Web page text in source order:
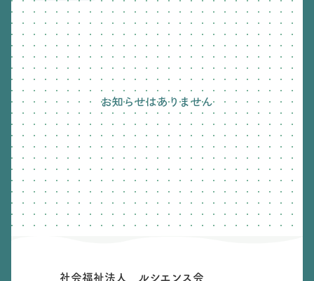
お知らせはありません
社会福祉法人 ルシエンス会